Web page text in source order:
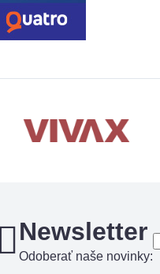
Newsletter
Odoberať naše novinky: